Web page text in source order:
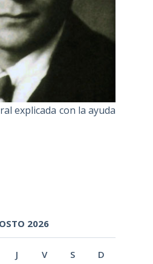
explicada con la ayuda
2026
J V S D